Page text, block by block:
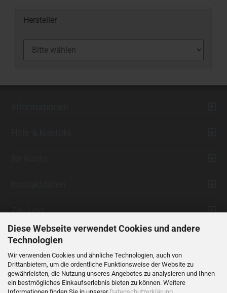
Diese Webseite verwendet Cookies und andere
Technologien
Wir verwenden Cookies und ähnliche Technologien, auch von
Drittanbietern, um die ordentliche Funktionsweise der Website zu
gewährleisten, die Nutzung unseres Angebotes zu analysieren und Ihnen
ein bestmögliches Einkaufserlebnis bieten zu können. Weitere
Hersteller
Zahlung
Vertrag widerrufen